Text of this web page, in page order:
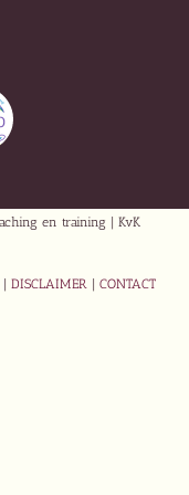
en training | KvK
DISCLAIMER CONTACT